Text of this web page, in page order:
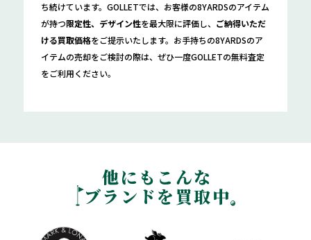
ち続けています。GOLLETでは、お客様の8YARDSのアイテム
が持つ限定性、デザイン性を最大限に評価し、 ご納得いただ
ける買取価格をご提示いたします。お手持ちの8YARDSのア
イテムの売却をご検討の際は、ぜひ一度GOLLETの無料査定
をご利用ください。
他にもこんな
ブランドを買取中